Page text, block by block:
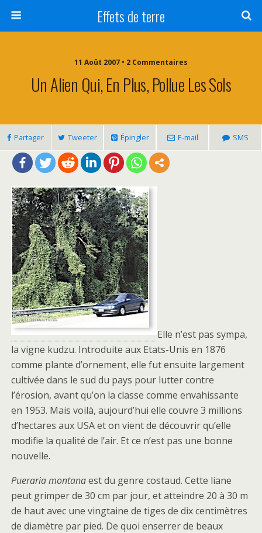
Effets de terre
11 Août 2007 • 2 Commentaires
Un Alien Qui, En Plus, Pollue Les Sols
Partager Tweeter Épingler E-mail SMS
Elle n’est pas sympa,
la vigne kudzu. Introduite aux Etats-Unis en 1876
comme plante d’ornement, elle fut ensuite largement
cultivée dans le sud du pays pour lutter contre
l’érosion, avant qu’on la classe comme envahissante
en 1953. Mais voilà, aujourd’hui elle couvre 3 millions
d’hectares aux USA et on vient de découvrir qu’elle
modifie la qualité de l’air. Et ce n’est pas une bonne
nouvelle.
Pueraria montanaest du genre costaud. Cette liane
peut grimper de 30 cm par jour, et atteindre 20 à 30 m
de haut avec une vingtaine de tiges de dix centimètres
de diamètre par pied. De quoi enserrer de beaux